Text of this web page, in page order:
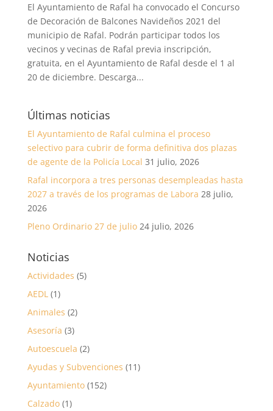
El Ayuntamiento de Rafal ha convocado el Concurso
de Decoración de Balcones Navideños 2021 del
municipio de Rafal. Podrán participar todos los
vecinos y vecinas de Rafal previa inscripción,
gratuita, en el Ayuntamiento de Rafal desde el 1 al
20 de diciembre. Descarga...
Últimas noticias
El Ayuntamiento de Rafal culmina el proceso
selectivo para cubrir de forma definitiva dos plazas
de agente de la Policía Local 31 julio, 2026
Rafal incorpora a tres personas desempleadas hasta
2027 a través de los programas de Labora 28 julio,
2026
Pleno Ordinario 27 de julio 24 julio, 2026
Noticias
Actividades (5)
AEDL(1)
Animales (2)
Asesoría (3)
Autoescuela (2)
Ayudas y Subvenciones (11)
Ayuntamiento(152)
Calzado(1)